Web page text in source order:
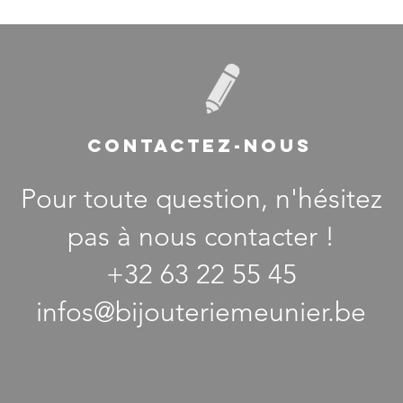
CONTACTEZ-NOUS
Pour toute question, n'hésitez
pas à nous contacter !
+32 63 22 55 45
infos@bijouteriemeunier.be